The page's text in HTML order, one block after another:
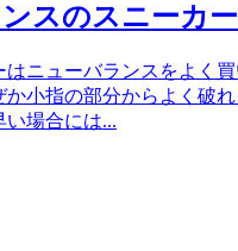
スのスニーカ
はニューバランスをよく
か小指の部分からよく破
い場合には...